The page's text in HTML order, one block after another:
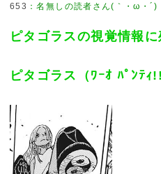
653 ：名無しの読者さん(｀・ω・´)
ピタゴラスの視覚情報
ピタゴラス（ﾜｰｵ ﾊﾟﾝﾃｨ!!